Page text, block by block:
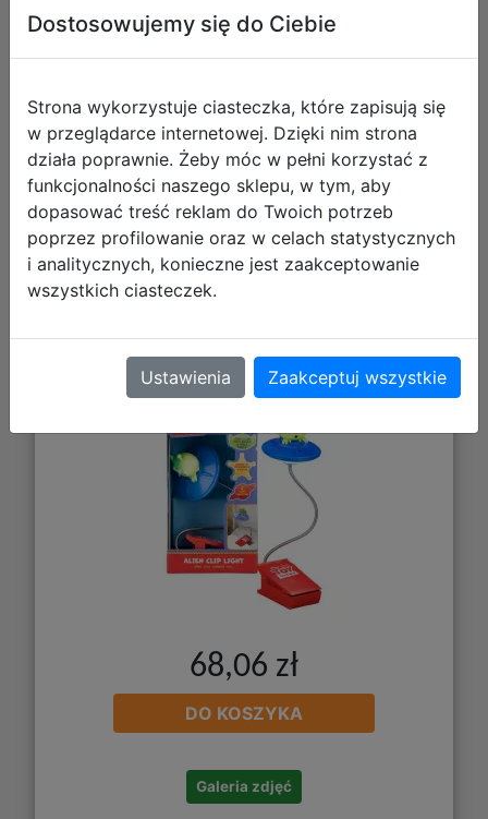
120,29 zł
Galeria zdjęć
Lampka do Czytania Toy Story - Alien
68,06 zł
DO KOSZYKA
Galeria zdjęć
Dostosowujemy się do Ciebie
Strona wykorzystuje ciasteczka, które zapisują się
w przeglądarce internetowej. Dzięki nim strona
działa poprawnie. Żeby móc w pełni korzystać z
funkcjonalności naszego sklepu, w tym, aby
dopasować treść reklam do Twoich potrzeb
poprzez profilowanie oraz w celach statystycznych
i analitycznych, konieczne jest zaakceptowanie
wszystkich ciasteczek.
Ustawienia Zaakceptuj wszystkie